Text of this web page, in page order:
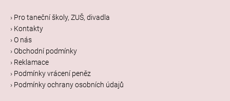
› Pro taneční školy, ZUŠ, divadla
› Kontakty
› O nás
› Obchodní podmínky
› Reklamace
› Podmínky vrácení peněz
› Podmínky ochrany osobních údajů